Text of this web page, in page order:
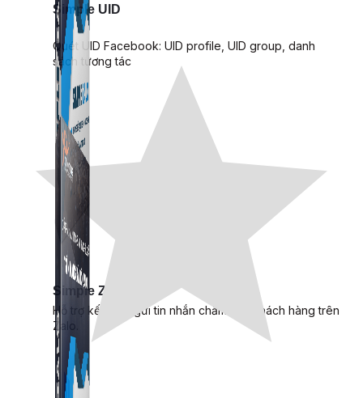
Simple Zalo
Hỗ trợ kết bạn, gửi tin nhắn chăm sóc khách hàng trên
Zalo.
Simple UID
Quét UID Facebook: UID profile, UID group, danh
sách tương tác